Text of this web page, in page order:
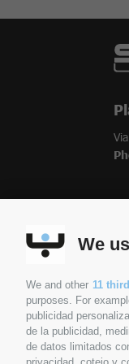
We
We and other 11
purposes. For
publicidad
de la publicidad,
de datos limitados